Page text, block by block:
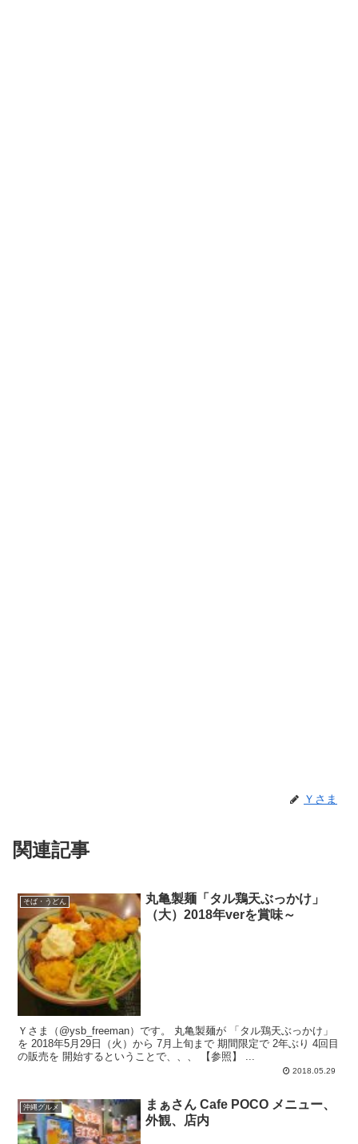
Ｙさま
関連記事
そば・うどん
丸亀製麺「タル鶏天ぶっかけ」
（大）2018年verを賞味～
Ｙさま（@ysb_freeman）です。 丸亀製麺が 「タル鶏天ぶっかけ」
を 2018年5月29日（火）から 7月上旬まで 期間限定で 2年ぶり 4回目
の販売を 開始するということで、、、 【参照】 ...
2018.05.29
沖縄グルメ
まぁさん Cafe POCO メニュー、
外観、店内